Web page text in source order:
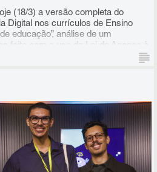
(18/3) a versão completa do
Digital nos currículos de Ensino
educação”, análise de um
feito com o uso da Lei de Acesso à
junto às secretarias estaduais de